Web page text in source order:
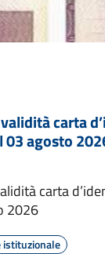
carta
03 agosto
carta
2026
istituzionale